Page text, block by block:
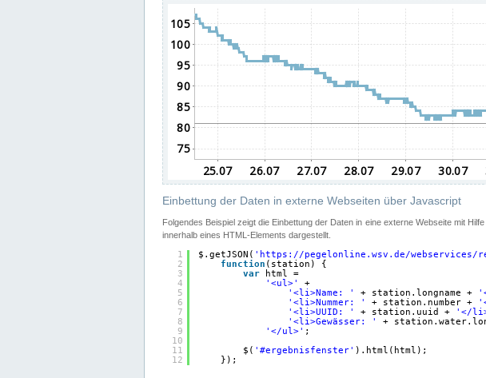
Einbettung der Daten in externe Webseiten über Javascript
Folgendes Beispiel zeigt die Einbettung der Daten in eine externe Webseite mit
innerhalb eines HTML-Elements dargestellt.
1
2
3
4
5
6
7
8
9
10
11
12
$.getJSON( ' https://pegelonline.wsv.de/webservices/
function (station) {
var
html =
'<ul>'
+
'<li>Name: '
+ station.longname +
'<li>Nummer: '
+ station.number +
'<li>UUID: '
+ station.uuid + '</
'<li>Gewässer: '
+
'</ul>' ;
$( '#ergebnisfenster' ).html(html);
});